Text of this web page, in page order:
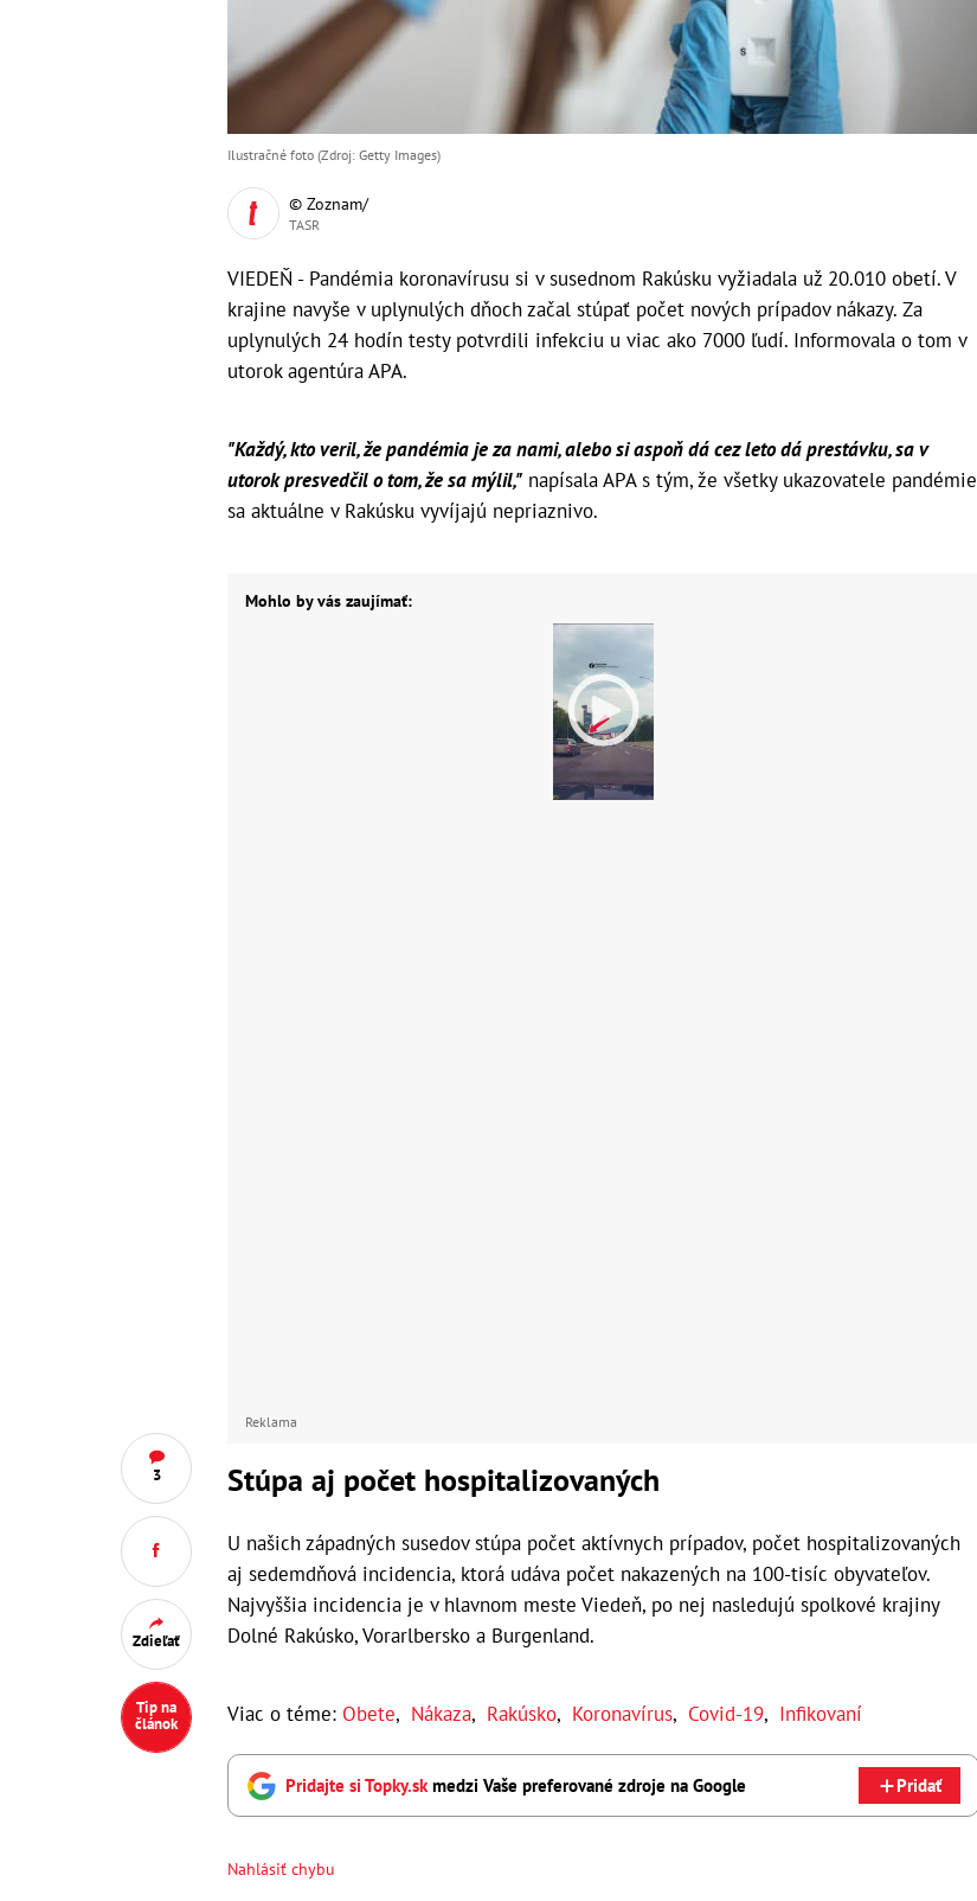
3
Zdieľať
Tip na
článok
Ilustračné foto (Zdroj: Getty Images)
© Zoznam/
TASR
VIEDEŇ - Pandémia koronavírusu si v susednom Rakúsku vyžiadala už 20.010 obetí. V
krajine navyše v uplynulých dňoch začal stúpať počet nových prípadov nákazy. Za
uplynulých 24 hodín testy potvrdili infekciu u viac ako 7000 ľudí. Informovala o tom v
utorok agentúra APA.
"Každý, kto veril, že pandémia je za nami, alebo si aspoň dá cez leto dá prestávku, sa v
utorok presvedčil o tom, že sa mýlil," napísala APA s tým, že všetky ukazovatele pandémie
sa aktuálne v Rakúsku vyvíjajú nepriaznivo.
Mohlo by vás zaujímať:
Reklama
Stúpa aj počet hospitalizovaných
U našich západných susedov stúpa počet aktívnych prípadov, počet hospitalizovaných
aj sedemdňová incidencia, ktorá udáva počet nakazených na 100-tisíc obyvateľov.
Najvyššia incidencia je v hlavnom meste Viedeň, po nej nasledujú spolkové krajiny
Dolné Rakúsko, Vorarlbersko a Burgenland.
Viac o téme: Obete, Nákaza, Rakúsko, Koronavírus, Covid-19, Infikovaní
Pridajte si Topky.skmedzi Vaše preferované zdroje na Google Pridať
Nahlásiť chybu